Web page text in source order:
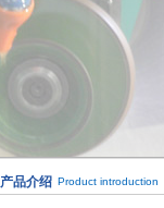
产品介绍 Product introduction